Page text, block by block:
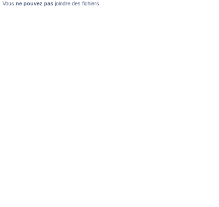
Vous ne pouvez pas joindre des fichiers